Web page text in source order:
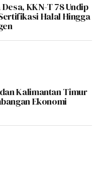
KKN-T 78 Undip
Halal Hingga
Kalimantan Timur
Ekonomi